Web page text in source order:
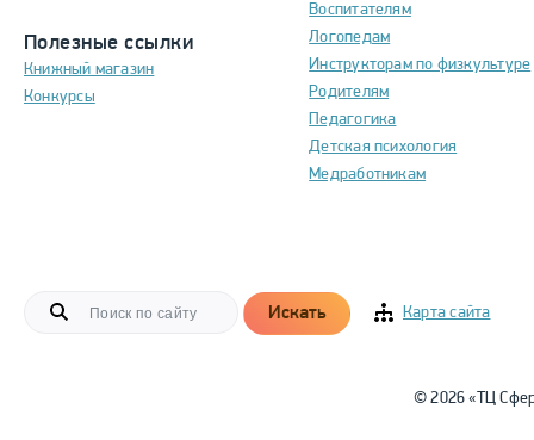
Полезные ссылки
Книжный магазин
Конкурсы
Воспитателям
Логопедам
Инструкторам по физкультуре
Родителям
Педагогика
Детская психология
Медработникам
Искать Карта сайта
© 2026 «ТЦ